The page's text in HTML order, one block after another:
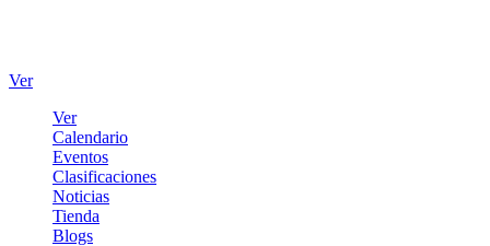
Ver
Ver
Calendario
Eventos
Clasificaciones
Noticias
Tienda
Blogs